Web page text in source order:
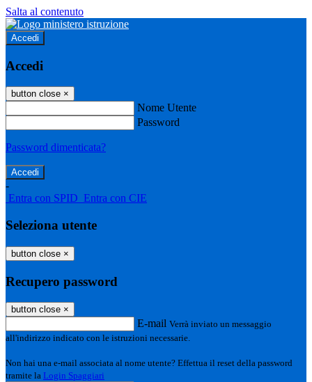
Salta al contenuto
Accedi
Accedi
button close ×
Nome Utente
Password
Password dimenticata?
-
Entra con SPID Entra con CIE
Seleziona utente
button close ×
Recupero password
button close ×
E-mail Verrà inviato un messaggio
all'indirizzo indicato con le istruzioni necessarie.
Non hai una e-mail associata al nome utente? Effettua il reset della password
tramite la Login Spaggiari